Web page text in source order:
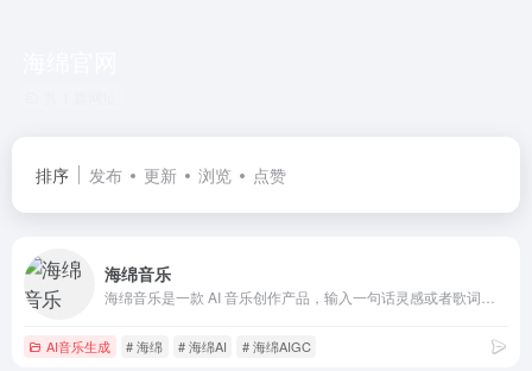
排序 发布 更新 浏览 点赞
海绵音乐
AI音乐生成 # 海绵 # 海绵AI # 海绵AIGC